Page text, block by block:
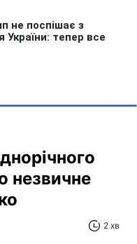
незвичне
2 хв